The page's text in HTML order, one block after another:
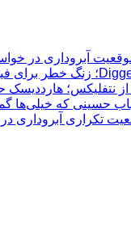
در خواستگاری؛ شباهت
حسینی که خیلی‌ها
آبروداری در